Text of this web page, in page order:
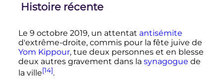
Histoire récente
Le 9 octobre 2019, un attentat antisémite
d'extrême-droite, commis pour la fête juive de
Yom Kippour, tue deux personnes et en blesse
deux autres gravement dans la synagogue de
la ville[14].